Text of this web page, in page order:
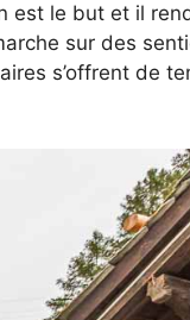
est le but et il
sur des
s’offrent de